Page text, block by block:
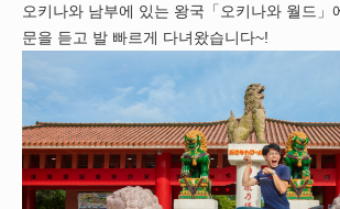
오키나와 남부에 있는 왕국「오키나와 월드」
문을 듣고 발 빠르게 다녀왔습니다~!